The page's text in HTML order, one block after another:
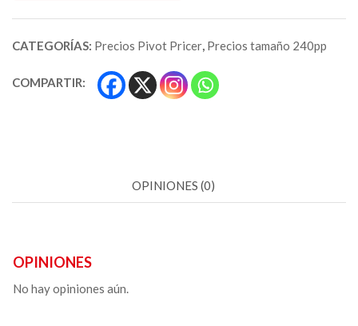
CATEGORÍAS: Precios Pivot Pricer, Precios tamaño 240pp
COMPARTIR:
OPINIONES (0)
OPINIONES
No hay opiniones aún.